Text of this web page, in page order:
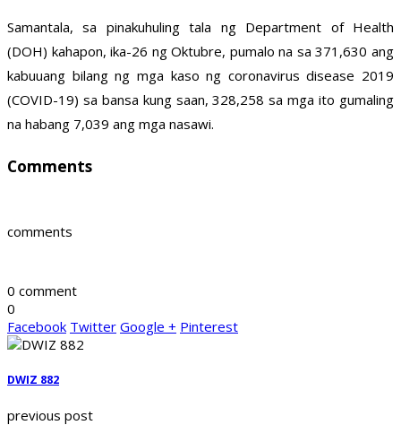
Samantala, sa pinakuhuling tala ng Department of Health
(DOH) kahapon, ika-26 ng Oktubre, pumalo na sa 371,630 ang
kabuuang bilang ng mga kaso ng coronavirus disease 2019
(COVID-19) sa bansa kung saan, 328,258 sa mga ito gumaling
na habang 7,039 ang mga nasawi.
Comments
comments
0 comment
0
Facebook Twitter Google + Pinterest
DWIZ 882
previous post